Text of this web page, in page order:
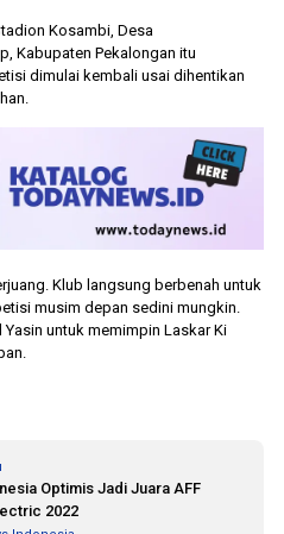
Kosambi, Desa
Kabupaten Pekalongan itu
dimulai kembali usai dihentikan
Klub langsung berbenah untuk
musim depan sedini mungkin.
untuk memimpin Laskar Ki
Optimis Jadi Juara AFF
2022